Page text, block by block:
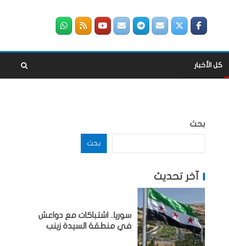
كل الأخبار
بحث
بحث
آخر تحديث
سوريا.. اشتباكات مع دواعش
في منطقة السيدة زينب